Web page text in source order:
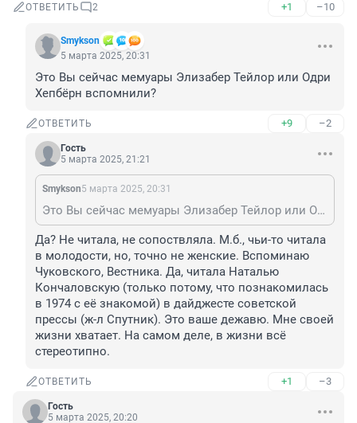
ОТВЕТИТЬ 2 +1 –10
Smykson
5 марта 2025, 20:31
Это Вы сейчас мемуары Элизабер Тейлор или Одри
Хепбёрн вспомнили?
ОТВЕТИТЬ +9 –2
Гость
5 марта 2025, 21:21
Smykson5 марта 2025, 20:31
Это Вы сейчас мемуары Элизабер Тейлор или Одри Хепбёрн вспомнили?
Да? Не читала, не сопоствляла. М.б., чьи-то читала
в молодости, но, точно не женские. Вспоминаю
Чуковского, Вестника. Да, читала Наталью
Кончаловскую (только потому, что познакомилась
в 1974 с её знакомой) в дайджесте советской
прессы (ж-л Спутник). Это ваше дежавю. Мне своей
жизни хватает. На самом деле, в жизни всё
стереотипно.
ОТВЕТИТЬ +1 –3
Гость
5 марта 2025, 20:20